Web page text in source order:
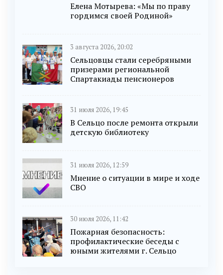
Елена Мотырева: «Мы по праву
гордимся своей Родиной»
3 августа 2026, 20:02
Сельцовцы стали серебряными
призерами региональной
Спартакиады пенсионеров
31 июля 2026, 19:45
В Сельцо после ремонта открыли
детскую библиотеку
31 июля 2026, 12:59
Мнение о ситуации в мире и ходе
СВО
30 июля 2026, 11:42
Пожарная безопасность:
профилактические беседы с
юными жителями г. Сельцо